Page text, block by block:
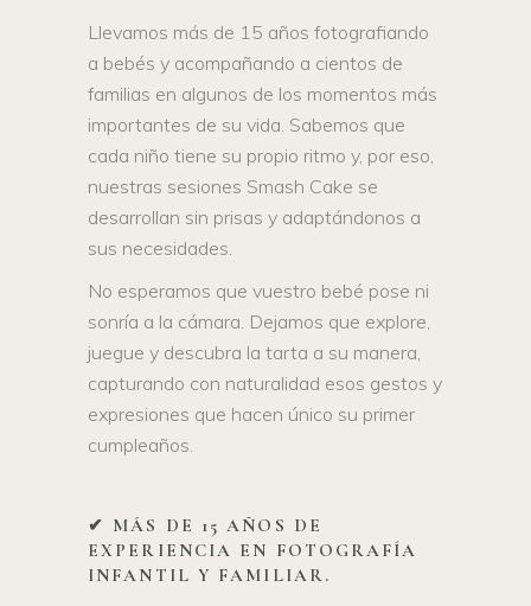
Llevamos más de 15 años fotografiando
a bebés y acompañando a cientos de
familias en algunos de los momentos más
importantes de su vida. Sabemos que
cada niño tiene su propio ritmo y, por eso,
nuestras sesiones Smash Cake se
desarrollan sin prisas y adaptándonos a
sus necesidades.
No esperamos que vuestro bebé pose ni
sonría a la cámara. Dejamos que explore,
juegue y descubra la tarta a su manera,
capturando con naturalidad esos gestos y
expresiones que hacen único su primer
cumpleaños.
✔ MÁS DE 15 AÑOS DE
EXPERIENCIA EN FOTOGRAFÍA
INFANTIL Y FAMILIAR.